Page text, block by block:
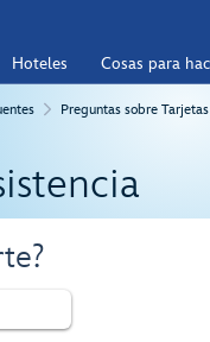
Hoteles Cosas para
Preguntas sobre